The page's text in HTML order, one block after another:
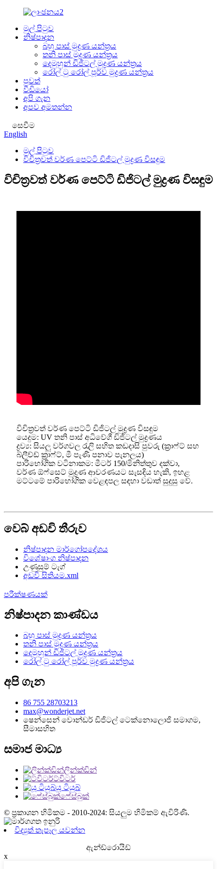
මුල් පිටුව
නිෂ්පාදන
බහු පාස් මුද්‍රණ යන්ත්‍රය
තනි පාස් මුද්‍රණ යන්ත්‍රය
දෙමුහුන් ඩිජිටල් මුද්‍රණ යන්ත්‍රය
රෝල් ටු රෝල් පූර්ව මුද්‍රණ යන්ත්‍රය
පුවත්
වීඩියෝ
අපි ගැන
අපව අමතන්න
සෙවීම
English
මුල් පිටුව
විචිත්‍රවත් වර්ණ පෙට්ටි ඩිජිටල් මුද්‍රණ විසඳුම
විචිත්‍රවත් වර්ණ පෙට්ටි ඩිජිටල් මුද්‍රණ විසඳුම
විචිත්‍රවත් වර්ණ පෙට්ටි ඩිජිටල් මුද්‍රණ විසඳුම
යෙදුම: UV තනි පාස් අධිවේගී ඩිජිටල් මුද්‍රණය
ද්‍රව්‍ය: සියලු වර්ගවල රැලි සහිත කඩදාසි පුවරු (ක්‍රාෆ්ට් සහ
බ්ලීච්ඩ් ක්‍රාෆ්ට්, මී පැණි පනාව පැනලය)
පාරිභෝගික වටිනාකම: මීටර් 150/මිනිත්තුව දක්වා,
වර්ණ ඕෆ්සෙට් මුද්‍රණ ආචරණයට සැසඳිය හැකි, ඉහළ
මට්ටමේ පාරිභෝගික වෙළඳපල සඳහා වඩාත් සුදුසු වේ.
වෙබ් අඩවි තීරුව
නිෂ්පාදන මාර්ගෝපදේශය
විශේෂාංග නිෂ්පාදන
උණුසුම් ටැග්
අඩවි සිතියම.xml
පරීක්ෂණයක්
නිෂ්පාදන කාණ්ඩය
බහු පාස් මුද්‍රණ යන්ත්‍රය
තනි පාස් මුද්‍රණ යන්ත්‍රය
දෙමුහුන් ඩිජිටල් මුද්‍රණ යන්ත්‍රය
රෝල් ටු රෝල් පූර්ව මුද්‍රණ යන්ත්‍රය
අපි ගැන
86 755 28703213
max@wonderjet.net
ෂෙන්සෙන් වොන්ඩර් ඩිජිටල් ටෙක්නොලොජි සමාගම,
සීමාසහිත
සමාජ මාධ්‍ය
ලින්ක්ඩින්
ට්විටර්
යූ ටියුබ්
ෆේස්බුක්
© ප්‍රකාශන හිමිකම - 2010-2024: සියලුම හිමිකම් ඇවිරිණි.
විද්‍යුත් තැපෑල යවන්න
ඇන්ඩ්රොයිඩ්
x